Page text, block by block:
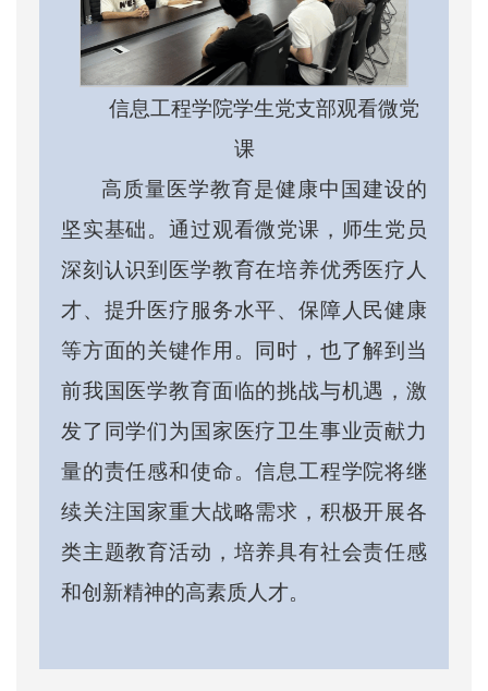
信息工程学院学生党支部观看微党
课
高质量医学教育是健康中国建设的
坚实基础。通过观看微党课，师生党员
深刻认识到医学教育在培养优秀医疗人
才、提升医疗服务水平、保障人民健康
等方面的关键作用。同时，也了解到当
前我国医学教育面临的挑战与机遇，激
发了同学们为国家医疗卫生事业贡献力
量的责任感和使命。信息工程学院将继
续关注国家重大战略需求，积极开展各
类主题教育活动，培养具有社会责任感
和创新精神的高素质人才。